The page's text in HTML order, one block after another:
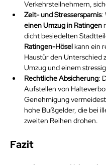
Verkehrsteilnehmern,
Zeit- und Stressersparnis:
einen Umzug in Ratingen
dicht besiedelten
Ratingen-Hösel kann ein
Haustür den Unterschied
Umzug und einem
Rechtliche Absicherung:
Aufstellen von
Genehmigung
hohe Bußgelder, die bei
zweiten Reihen drohen.
Fazit